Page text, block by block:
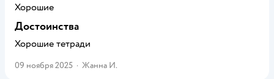
Хорошие
Достоинства
Хорошие тетради
09 ноября 2025 · Жанна И.